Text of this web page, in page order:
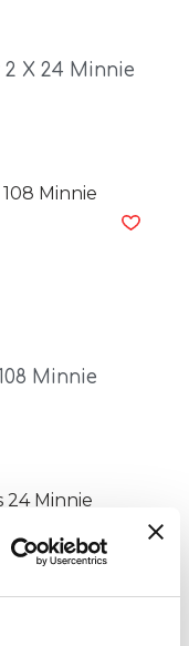
X 24 Minnie
Minnie